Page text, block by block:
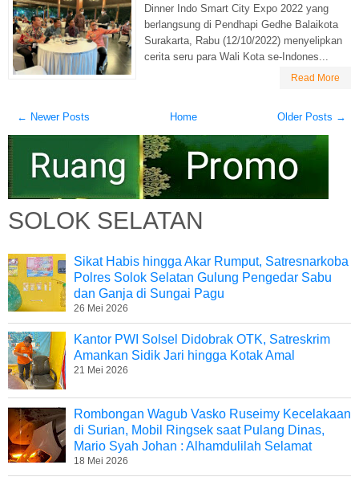
Dinner Indo Smart City Expo 2022 yang
berlangsung di Pendhapi Gedhe Balaikota
Surakarta, Rabu (12/10/2022) menyelipkan
cerita seru para Wali Kota se-Indones...
Read More
← Newer Posts Older Posts →
Home
SOLOK SELATAN
Sikat Habis hingga Akar Rumput, Satresnarkoba
Polres Solok Selatan Gulung Pengedar Sabu
dan Ganja di Sungai Pagu
26 Mei 2026
Kantor PWI Solsel Didobrak OTK, Satreskrim
Amankan Sidik Jari hingga Kotak Amal
21 Mei 2026
Rombongan Wagub Vasko Ruseimy Kecelakaan
di Surian, Mobil Ringsek saat Pulang Dinas,
Mario Syah Johan : Alhamdulilah Selamat
18 Mei 2026